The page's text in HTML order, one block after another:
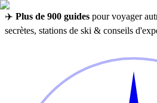
✈️ Plus de 900 guides pour voyager
secrètes, stations de ski & conseils